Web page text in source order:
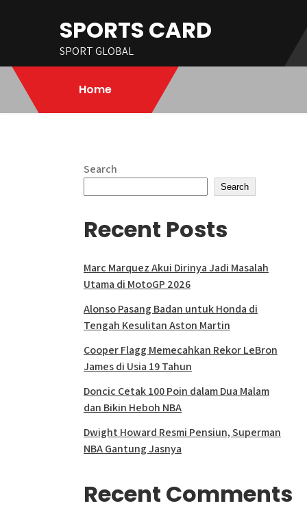
SPORTS CARD
SPORT GLOBAL
Home
Search
Search
Recent Posts
Marc Marquez Akui Dirinya Jadi Masalah
Utama di MotoGP 2026
Alonso Pasang Badan untuk Honda di
Tengah Kesulitan Aston Martin
Cooper Flagg Memecahkan Rekor LeBron
James di Usia 19 Tahun
Doncic Cetak 100 Poin dalam Dua Malam
dan Bikin Heboh NBA
Dwight Howard Resmi Pensiun, Superman
NBA Gantung Jasnya
Recent Comments